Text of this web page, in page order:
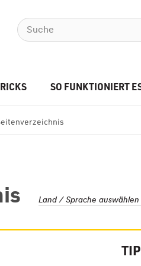
SO FUNKTIONIERT
Land / Sprache auswählen